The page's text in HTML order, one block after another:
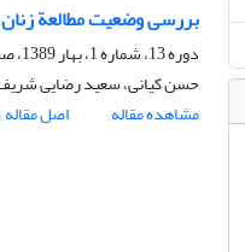
بررسی وضعیت مطالعة
دوره 13، شماره 1، بهار 1389، صفحه
حسن کیانی، سعید رضایی
مشاهده مقاله
اصل مقاله